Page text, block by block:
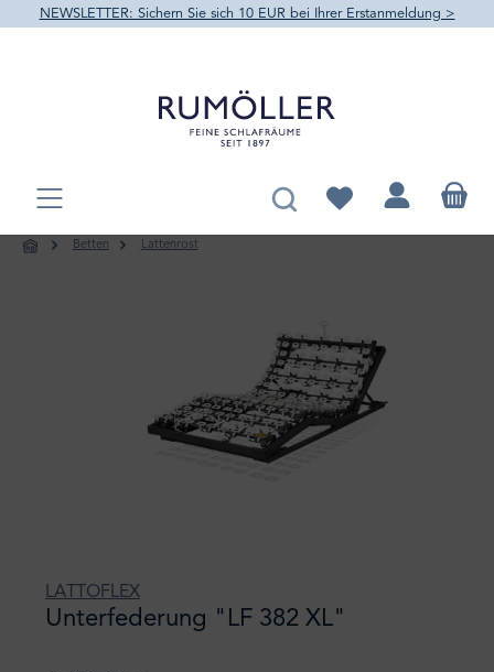
springen
NEWSLETTER: Sichern Sie sich 10 EUR bei Ihrer Erstanmeldung >
Du hast 0 Produkte
Betten Lattenrost
LATTOFLEX
Unterfederung "LF 382 XL"